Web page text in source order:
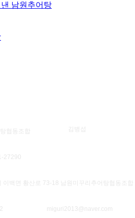
남원추어탕
협동조합 김병섭
27290
이백면 황산로 73-18 남원미꾸리추어탕협동조합
miguri2013@naver.com